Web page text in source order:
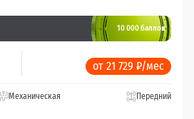
10 000 баллов
от 21 729 ₽/мес
Механическая Передний